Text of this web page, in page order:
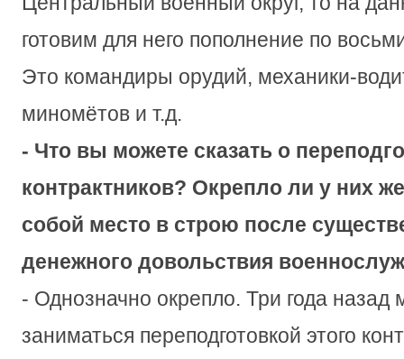
готовим для него пополнение по
Это командиры орудий, механики-
миномётов и т.д.
- Что вы можете сказать о
контрактников? Окрепло ли у них
собой место в строю после
денежного довольствия
- Однозначно окрепло. Три года
заниматься переподготовкой этого